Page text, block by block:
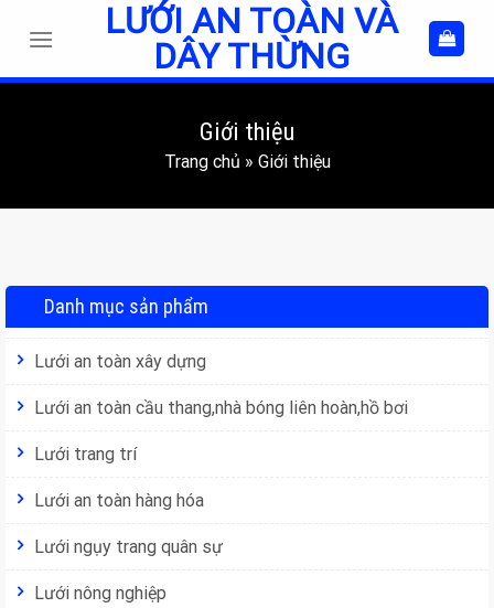
LƯỚI AN TOÀN VÀ
DÂY THỪNG
Giới thiệu
Trang chủ » Giới thiệu
Danh mục sản phẩm
Lưới an toàn xây dựng
Lưới an toàn cầu thang,nhà bóng liên hoàn,hồ bơi
Lưới trang trí
Lưới an toàn hàng hóa
Lưới ngụy trang quân sự
Lưới nông nghiệp